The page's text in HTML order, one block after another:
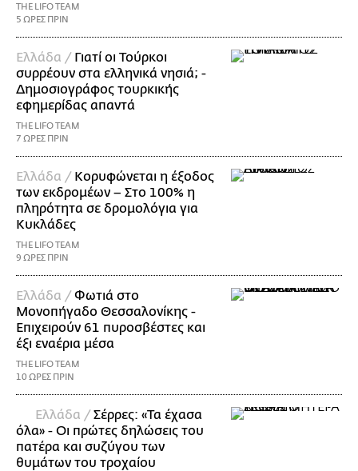
THE LIFO TEAM
5 ΩΡΕΣ ΠΡΙΝ
Ελλάδα / Γιατί οι Τούρκοι
συρρέουν στα ελληνικά νησιά; -
Δημοσιογράφος τουρκικής
εφημερίδας απαντά
THE LIFO TEAM
7 ΩΡΕΣ ΠΡΙΝ
Ελλάδα / Κορυφώνεται η έξοδος
των εκδρομέων – Στο 100% η
πληρότητα σε δρομολόγια για
Κυκλάδες
THE LIFO TEAM
9 ΩΡΕΣ ΠΡΙΝ
Ελλάδα /Φωτιά στο
Μονοπήγαδο Θεσσαλονίκης -
Επιχειρούν 61 πυροσβέστες και
έξι εναέρια μέσα
THE LIFO TEAM
10 ΩΡΕΣ ΠΡΙΝ
Ελλάδα /Σέρρες: «Τα έχασα
όλα» - Οι πρώτες δηλώσεις του
πατέρα και συζύγου των
θυμάτων του τροχαίου